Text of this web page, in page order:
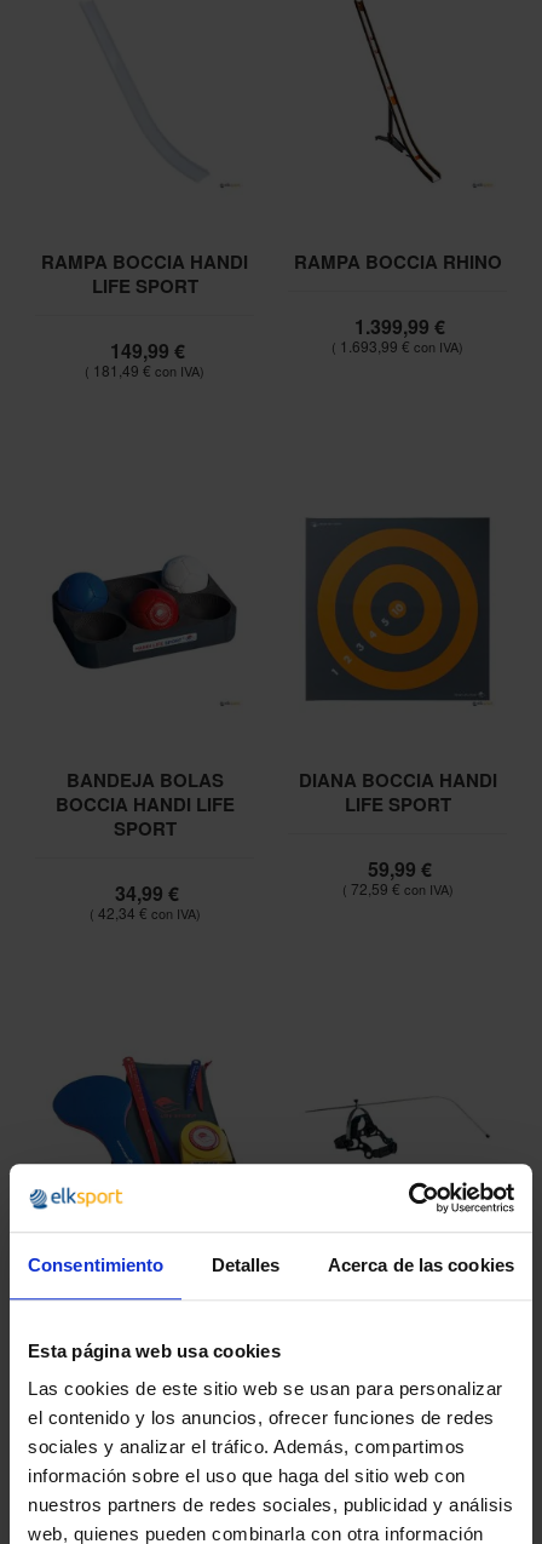
Consentimiento Detalles Acerca de las cookies
Esta página web usa cookies
Las cookies de este sitio web se usan para personalizar
el contenido y los anuncios, ofrecer funciones de redes
sociales y analizar el tráfico. Además, compartimos
información sobre el uso que haga del sitio web con
nuestros partners de redes sociales, publicidad y análisis
web, quienes pueden combinarla con otra información
RAMPA BOCCIA HANDI
LIFE SPORT
149,99 €
181,49 €
RAMPA BOCCIA RHINO
1.399,99 €
1.693,99 €
BANDEJA BOLAS
BOCCIA HANDI LIFE
SPORT
34,99 €
42,34 €
DIANA BOCCIA HANDI
LIFE SPORT
59,99 €
72,59 €
ÁRBITRO BOCCIA
62,99 €
76,22 €
142,77 €